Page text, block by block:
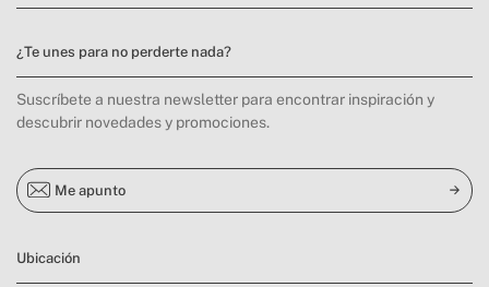
¿Te unes para no perderte nada?
Suscríbete a nuestra newsletter para encontrar inspiración y
descubrir novedades y promociones.
Me apunto
Ubicación